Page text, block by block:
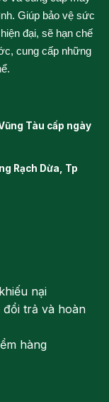
Giúp bảo vệ sức
đại, sẽ hạn chế
cung cấp những
Tàu cấp ngày
Rạch Dừa, Tp
nại
đổi trả và hoàn
hàng